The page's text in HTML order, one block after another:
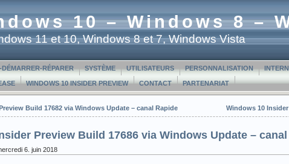
10 – Windows 8 –
11 et 10, Windows 8 et 7, Windows Vista
RÉPARER SYSTÈME UTILISATEURS PERSONNALISATION
WINDOWS 10 INSIDER PREVIEW CONTACT PARTENARIAT
Build 17682 via Windows Update – canal Rapide Windows 10
Preview Build 17686 via Windows Update –
6. juin 2018